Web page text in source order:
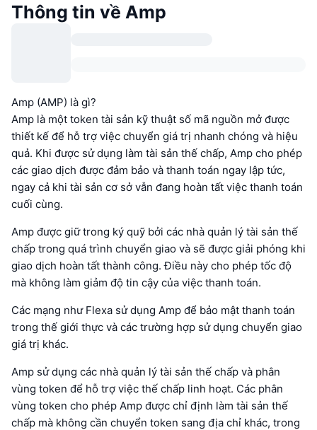
Thông tin về Amp
Amp (AMP) là gì?
Amp là một token tài sản kỹ thuật số mã nguồn mở được
thiết kế để hỗ trợ việc chuyển giá trị nhanh chóng và hiệu
quả. Khi được sử dụng làm tài sản thế chấp, Amp cho phép
các giao dịch được đảm bảo và thanh toán ngay lập tức,
ngay cả khi tài sản cơ sở vẫn đang hoàn tất việc thanh toán
cuối cùng.
Amp được giữ trong ký quỹ bởi các nhà quản lý tài sản thế
chấp trong quá trình chuyển giao và sẽ được giải phóng khi
giao dịch hoàn tất thành công. Điều này cho phép tốc độ
mà không làm giảm độ tin cậy của việc thanh toán.
Các mạng như Flexa sử dụng Amp để bảo mật thanh toán
trong thế giới thực và các trường hợp sử dụng chuyển giao
giá trị khác.
Amp sử dụng các nhà quản lý tài sản thế chấp và phân
vùng token để hỗ trợ việc thế chấp linh hoạt. Các phân
vùng token cho phép Amp được chỉ định làm tài sản thế
chấp mà không cần chuyển token sang địa chỉ khác, trong